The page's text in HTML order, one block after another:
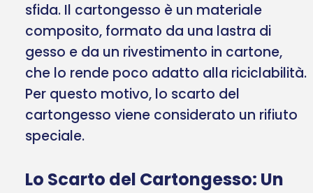
sfida. Il cartongesso è un materiale
composito, formato da una lastra di
gesso e da un rivestimento in cartone,
che lo rende poco adatto alla riciclabilità.
Per questo motivo, lo scarto del
cartongesso viene considerato un rifiuto
speciale.
Lo Scarto del Cartongesso: Un